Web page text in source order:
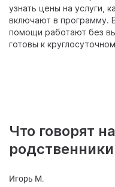
узнать цены на услуги,
включают в программу.
помощи работают без
готовы к
Что говорят
родственники
Игорь М.